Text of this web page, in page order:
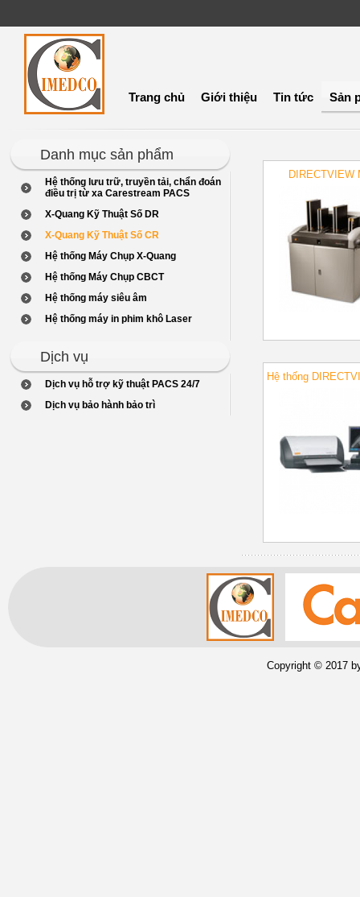
Trang chủ Giới thiệu Tin tức Sản
DIRECTVIEW
Hệ thống
Danh mục sản phẩm
Hệ thống lưu trữ, truyền tải, chẩn đoán
điều trị từ xa Carestream PACS
X-Quang Kỹ Thuật Số DR
X-Quang Kỹ Thuật Số CR
Hệ thống Máy Chụp X-Quang
Hệ thống Máy Chụp CBCT
Hệ thống máy siêu âm
Hệ thống máy in phim khô Laser
Dịch vụ
Dịch vụ hỗ trợ kỹ thuật PACS 24/7
Dịch vụ bảo hành bảo trì
Copyright © 2017